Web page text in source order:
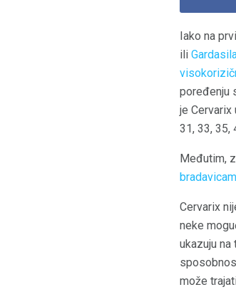
Iako na
ili
poređenju
je
31, 33, 35,
Međutim,
Cervarix
neke
ukazuju
može